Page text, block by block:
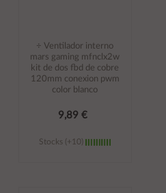
÷ Ventilador interno
mars gaming mfnclx2w
kit de dos fbd de cobre
120mm conexion pwm
color blanco
9,89 €
Stocks (+10)